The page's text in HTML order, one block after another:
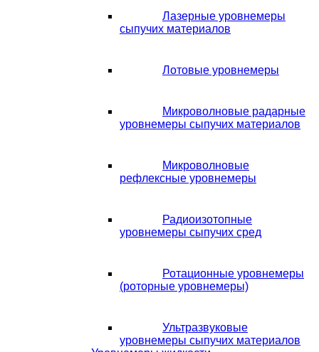
Лазерные уровнемеры
сыпучих материалов
Лотовые уровнемеры
Микроволновые радарные
уровнемеры сыпучих материалов
Микроволновые
рефлексные уровнемеры
Радиоизотопные
уровнемеры сыпучих сред
Ротационные уровнемеры
(роторные уровнемеры)
Ультразвуковые
уровнемеры сыпучих материалов